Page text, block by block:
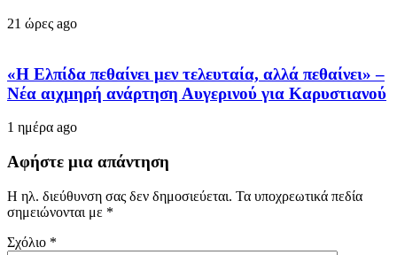
21 ώρες ago
«Η Ελπίδα πεθαίνει μεν τελευταία, αλλά πεθαίνει» –
Νέα αιχμηρή ανάρτηση Αυγερινού για Καρυστιανού
1 ημέρα ago
Αφήστε μια απάντηση
Η ηλ. διεύθυνση σας δεν δημοσιεύεται. Τα υποχρεωτικά πεδία
σημειώνονται με *
Σχόλιο *